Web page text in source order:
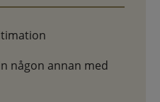
någon annan med